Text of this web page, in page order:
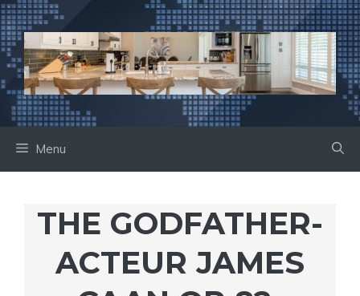
Ga
naar
de
inhoud
Menu
THE GODFATHER-
ACTEUR JAMES